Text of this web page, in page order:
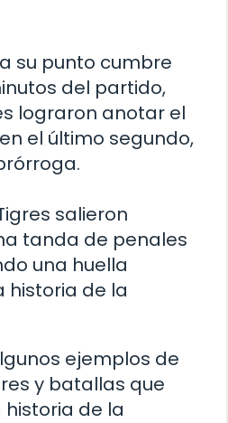
su punto cumbre
del partido,
lograron anotar el
el último segundo,
salieron
tanda de penales
una huella
historia de la
ejemplos de
y batallas que
de la